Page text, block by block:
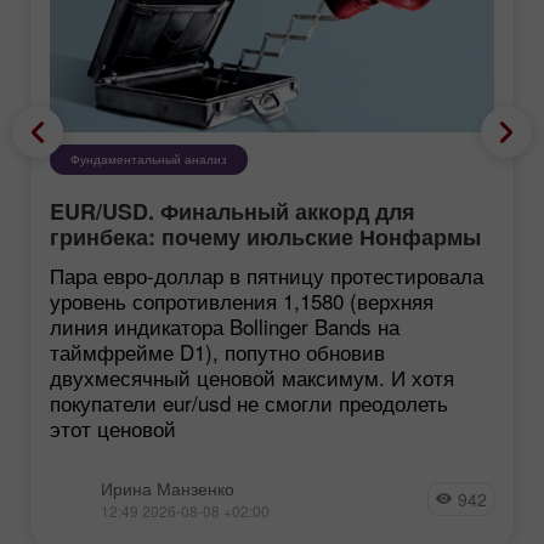
Фундаментальный анализ
EUR/USD. Финальный аккорд для
гринбека: почему июльские Нонфармы
еще хуже, чем кажутся
Пара евро-доллар в пятницу протестировала
уровень сопротивления 1,1580 (верхняя
линия индикатора Bollinger Bands на
таймфрейме D1), попутно обновив
двухмесячный ценовой максимум. И хотя
покупатели eur/usd не смогли преодолеть
этот ценовой
Ирина Манзенко
12:49 2026-08-08 +02:00 942